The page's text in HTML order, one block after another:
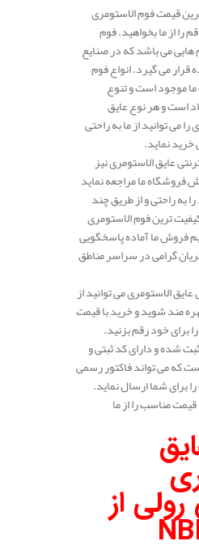
قیمت فوم الاستومری
را از ما بخواهید. فوم
هایی می باشد که در صنایع
قرار می گیرد. انواع فوم
موجود است و تنوع
است و هر نوع عایق
می توانید از ما به راحتی
نماید.
عایق الاستومری نیز
فروشگاه ما مراجعه نماید
به راحتی و از طریق چند
ترین فوم الاستومری
فروش ما آماده پاسخگویی
گرامی در سراسر مناطق
الاستومری می توانید از
مند شوید و خرید با قیمت
برای خود رقم بزنید.
شده و دارای کد ثبتی و
که می تواند فاکتور رسمی
برای شما ارسال نماید.
مناسب را از ما
از